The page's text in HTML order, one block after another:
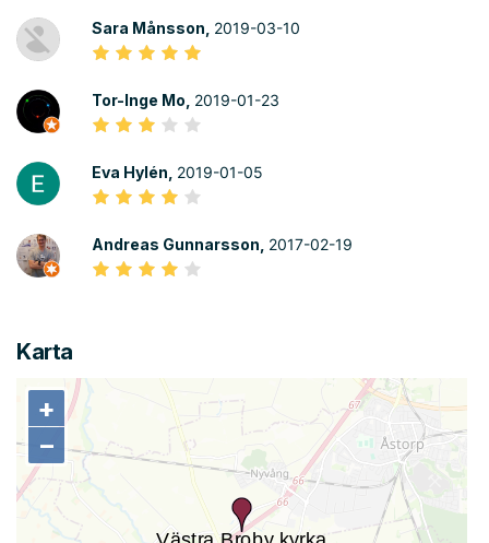
Sara Månsson, 2019-03-10
Tor-Inge Mo, 2019-01-23
Eva Hylén, 2019-01-05
Andreas Gunnarsson, 2017-02-19
Karta
+
−
+
−